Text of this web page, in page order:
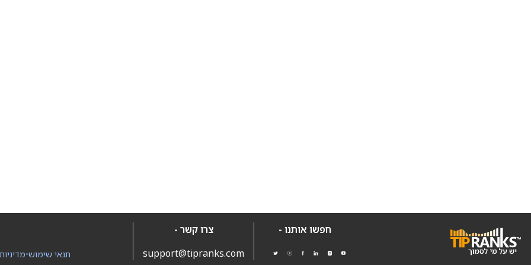
חפשו אותנו -
צרו קשר -
support@tipranks.com
•תנאי שימוש